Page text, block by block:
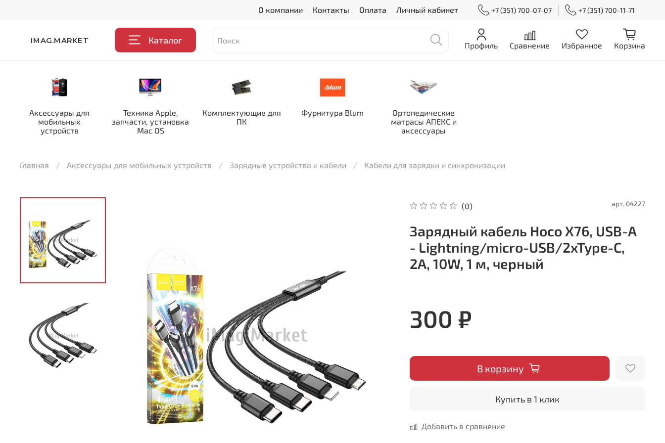
О компании Контакты Оплата Личный кабинет +7 (351) 700-07-07 +7 (351) 700-11-71
IMAG.MARKET Каталог Профиль Сравнение Избранное Корзина
Аксессуары для
мобильных
устройств
Техника Apple,
запчасти, установка
Mac OS
Комплектующие для
ПК
Фурнитура Blum
Ортопедические
матрасы АПЕКС и
аксессуары
Главная Аксессуары для мобильных устройств Зарядные устройства и кабели Кабели для зарядки и синхронизации
(0) арт. 04227
Зарядный кабель Hoco X76, USB-A
- Lightning/micro-USB/2xType-C,
2A, 10W, 1 м, черный
300 ₽
В корзину
Купить в 1 клик
Добавить в сравнение